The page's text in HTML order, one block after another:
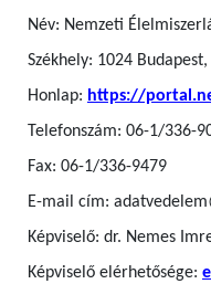
Név: Nemzeti
Székhely: 1024
Honlap: https://
Telefonszám: 06-1/336-
Fax: 06-1/336-9479
E-mail cím:
Képviselő: dr. Nemes
Képviselő elérhetősége: